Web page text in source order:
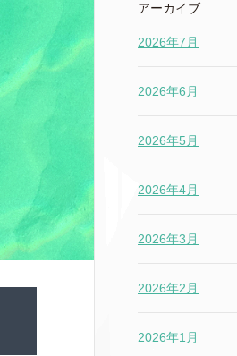
アーカイブ
2026年7月
2026年6月
2026年5月
2026年4月
2026年3月
2026年2月
2026年1月